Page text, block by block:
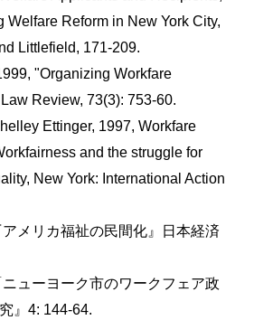
Welfare Reform in New York City,
Littlefield, 171-209.
"Organizing Workfare
Review, 73(3): 753-60.
Ettinger, 1997, Workfare
and the struggle for
New York: International Action
メリカ福祉の民間化』日本経済
ューヨーク市のワークフェア政
』4: 144-64.